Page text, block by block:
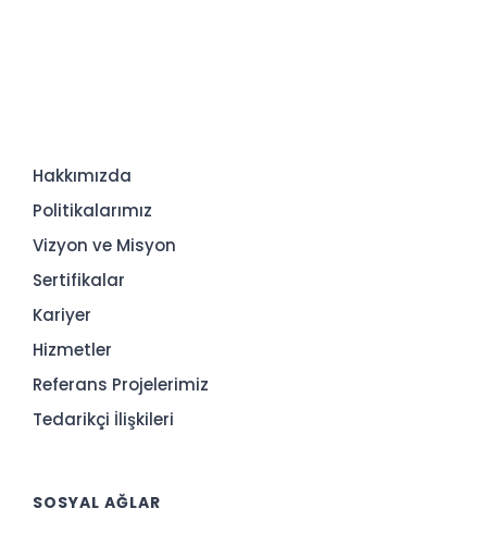
Hakkımızda
Politikalarımız
Vizyon ve Misyon
Sertifikalar
Kariyer
Hizmetler
Referans Projelerimiz
Tedarikçi İlişkileri
SOSYAL AĞLAR